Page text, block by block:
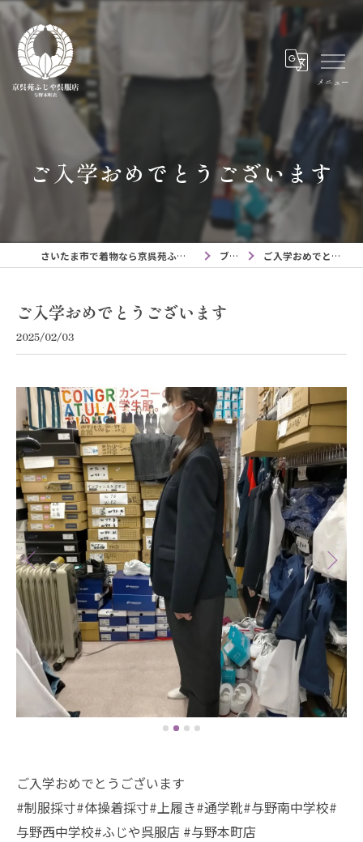
メニュー
ご入学おめでとうございます
さいたま市で着物なら京呉苑ふじや呉服店与野本町店 ブログ ご入学おめでとうございます
ご入学おめでとうございます
2025/02/03
ご入学おめでとうございます
#制服採寸#体操着採寸#上履き#通学靴#与野南中学校#
与野西中学校#ふじや呉服店 #与野本町店